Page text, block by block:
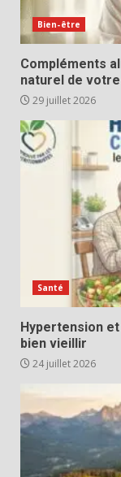
Bien-être
Compléments
naturel de
29 juillet 2026
Santé
Hypertension
bien vieillir
24 juillet 2026